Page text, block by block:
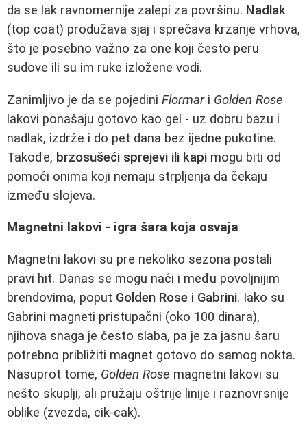
da se lak ravnomernije zalepi za površinu. Nadlak
(top coat) produžava sjaj i sprečava krzanje vrhova,
što je posebno važno za one koji često peru
sudove ili su im ruke izložene vodi.
Zanimljivo je da se pojedini Flormari Golden Rose
lakovi ponašaju gotovo kao gel - uz dobru bazu i
nadlak, izdrže i do pet dana bez ijedne pukotine.
Takođe, brzosušeći sprejevi ili kapi mogu biti od
pomoći onima koji nemaju strpljenja da čekaju
između slojeva.
Magnetni lakovi - igra šara koja osvaja
Magnetni lakovi su pre nekoliko sezona postali
pravi hit. Danas se mogu naći i među povoljnijim
brendovima, poput Golden Rose i Gabrini. Iako su
Gabrini magneti pristupačni (oko 100 dinara),
njihova snaga je često slaba, pa je za jasnu šaru
potrebno približiti magnet gotovo do samog nokta.
Nasuprot tome, Golden Rose magnetni lakovi su
nešto skuplji, ali pružaju oštrije linije i raznovrsnije
oblike (zvezda, cik-cak).